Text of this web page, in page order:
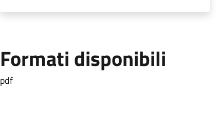
Formati disponibili
pdf